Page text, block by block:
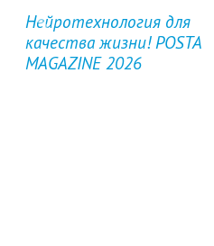
Нейротехнология для
качества жизни! POSTA
MAGAZINE 2026
Previous